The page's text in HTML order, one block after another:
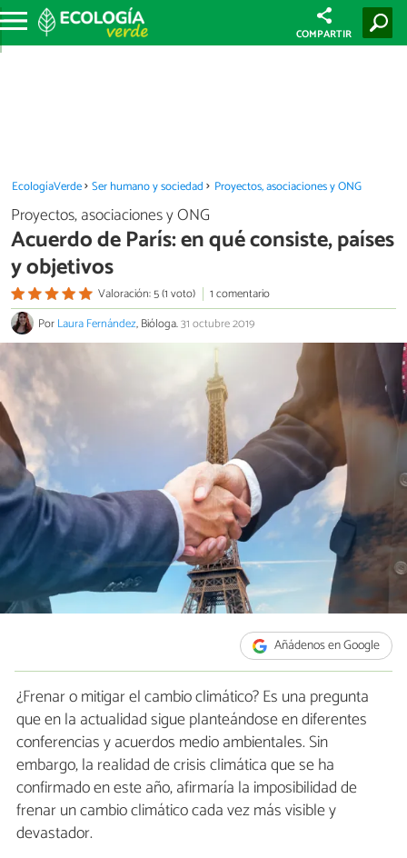
COMPARTIR
EcologíaVerde Ser humano y sociedad Proyectos, asociaciones y ONG
Proyectos, asociaciones y ONG
Acuerdo de París: en qué consiste, países
y objetivos
Valoración: 5 (1 voto)
1 comentario
PorLaura Fernández, Bióloga.31 octubre 2019
Añádenos en Google
¿Frenar o mitigar el cambio climático? Es una pregunta
que en la actualidad sigue planteándose en diferentes
conferencias y acuerdos medio ambientales. Sin
embargo, la realidad de crisis climática que se ha
confirmado en este año, afirmaría la imposibilidad de
frenar un cambio climático cada vez más visible y
devastador.